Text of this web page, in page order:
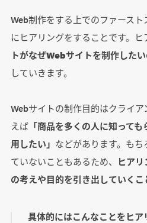
Web制作をする上でのファース
にヒアリングをすることです。ヒ
トがなぜWebサイトを制作した
していきます。
Webサイトの制作目的はクライ
えば「商品を多くの人に知って
用したい」 などがあります。も
ていないこともあるため、
ヒア
の考えや目的を引き出していくこ
具体的にはこんなことをヒア